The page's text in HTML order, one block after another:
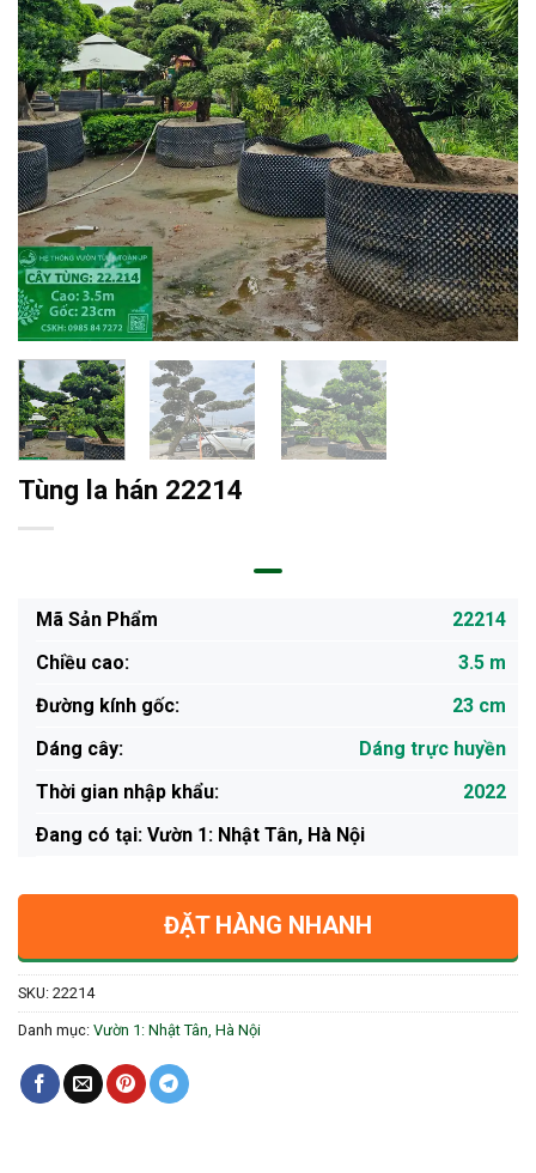
Tùng la hán 22214
Mã Sản Phẩm
22214
Chiều cao:
3.5 m
Đường kính gốc:
23 cm
Dáng cây:
Dáng trực huyền
Thời gian nhập khẩu:
2022
Ðang có tại: Vườn 1: Nhật Tân, Hà Nội
ĐẶT HÀNG NHANH
SKU: 22214
Danh mục: Vườn 1: Nhật Tân, Hà Nội